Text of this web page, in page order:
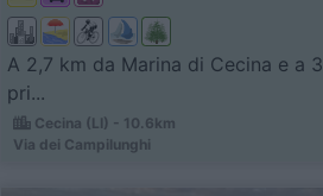
A 2,7 km da Marina di Cecina e a
pri...
Cecina (LI) - 10.6km
Via dei Campilunghi